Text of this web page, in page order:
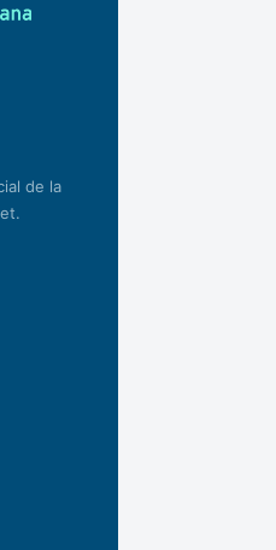
de la